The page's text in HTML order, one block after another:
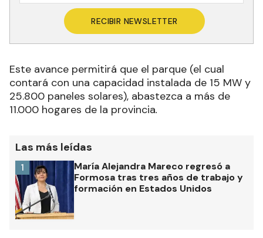
RECIBIR NEWSLETTER
Este avance permitirá que el parque (el cual
contará con una capacidad instalada de 15 MW y
25.800 paneles solares), abastezca a más de
11.000 hogares de la provincia.
Las más leídas
María Alejandra Mareco regresó a
Formosa tras tres años de trabajo y
formación en Estados Unidos
1